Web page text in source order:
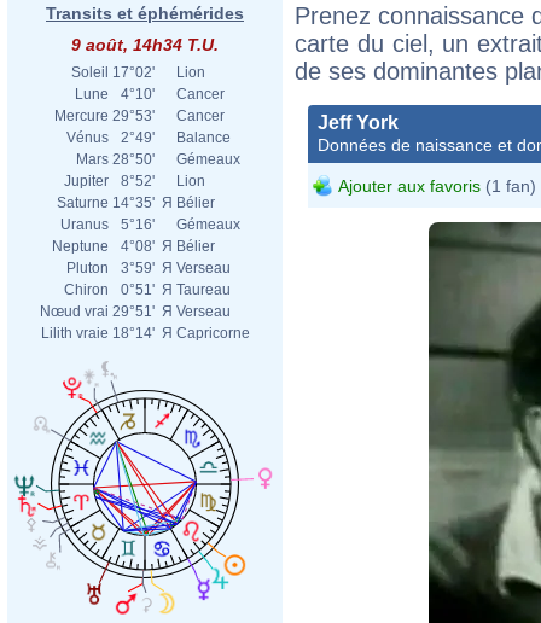
Transits et éphémérides
9 août, 14h34 T.U.
Soleil 17°02'
Lion
Lune
4°10'
Cancer
Mercure 29°53'
Cancer
Vénus
2°49'
Balance
Mars 28°50'
Gémeaux
Jupiter
8°52'
Lion
Saturne 14°35' Я Bélier
Uranus
5°16'
Gémeaux
Neptune
4°08' Я Bélier
Pluton
3°59' Я Verseau
Chiron
0°51' Я Taureau
Nœud vrai 29°51' Я Verseau
Lilith vraie 18°14' Я Capricorne
Prenez connaissance
carte du ciel, un
de ses dominantes
Jeff York
Données de naissance et
Ajouter aux favoris (1 fan)